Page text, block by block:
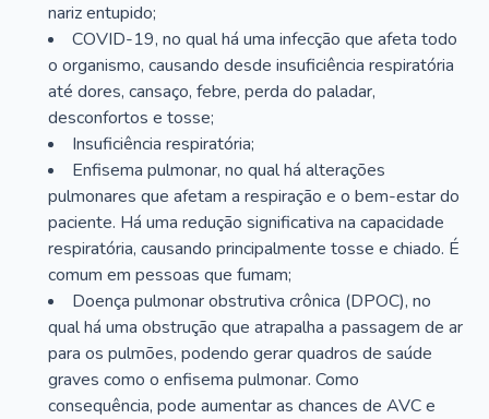
nariz entupido;
COVID-19, no qual há uma infecção que afeta todo
o organismo, causando desde insuficiência respiratória
até dores, cansaço, febre, perda do paladar,
desconfortos e tosse;
Insuficiência respiratória;
Enfisema pulmonar, no qual há alterações
pulmonares que afetam a respiração e o bem-estar do
paciente. Há uma redução significativa na capacidade
respiratória, causando principalmente tosse e chiado. É
comum em pessoas que fumam;
Doença pulmonar obstrutiva crônica (DPOC), no
qual há uma obstrução que atrapalha a passagem de ar
para os pulmões, podendo gerar quadros de saúde
graves como o enfisema pulmonar. Como
consequência, pode aumentar as chances de AVC e